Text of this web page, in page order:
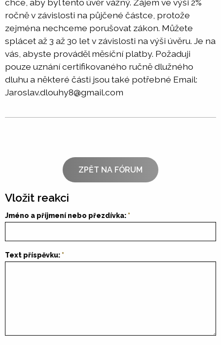
chce, aby byl tento úvěr vážný. Zájem ve výši 2%
ročně v závislosti na půjčené částce, protože
zejména nechceme porušovat zákon. Můžete
splácet až 3 až 30 let v závislosti na výši úvěru. Je na
vás, abyste prováděl měsíční platby. Požaduji
pouze uznání certifikovaného ručně dlužného
dluhu a některé části jsou také potřebné Email:
Jaroslav.dlouhy8@gmail.com
ZPĚT NA FÓRUM
Vložit reakci
Jméno a příjmení nebo přezdívka:
Text příspěvku: